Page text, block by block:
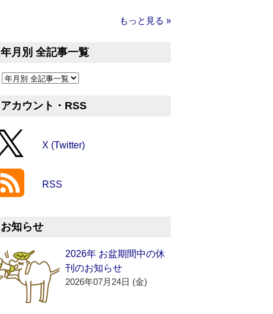
もっと見る »
年月別 全記事一覧
アカウント・RSS
X (Twitter)
RSS
お知らせ
2026年 お盆期間中の休
刊のお知らせ
2026年07月24日 (金)